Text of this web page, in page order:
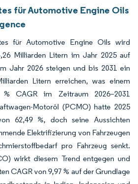
für Automotive Engine Oils
für Automotive Engine Oils wird
Milliarden Litern im Jahr 2025 auf
Jahr 2026 steigen und bis 2031 ein
Litern erreichen, was einem
CAGR im Zeitraum 2026–2031
Motoröl (PCMO) hatte 2025
62,49 %, doch seine Aussichten
Elektrifizierung von Fahrzeugen
pro Fahrzeug senkt.
wirkt diesem Trend entgegen und
CAGR von 9,97 % auf der Grundlage